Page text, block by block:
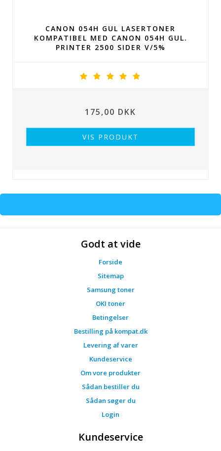
CANON 054H GUL LASERTONER
KOMPATIBEL MED CANON 054H GUL.
PRINTER 2500 SIDER V/5%
175,00 DKK
VIS PRODUKT
Godt at vide
Forside
Sitemap
Samsung toner
OKI toner
Betingelser
Bestilling på kompat.dk
Levering af varer
Kundeservice
Om vore produkter
Sådan bestiller du
Sådan søger du
Login
Kundeservice